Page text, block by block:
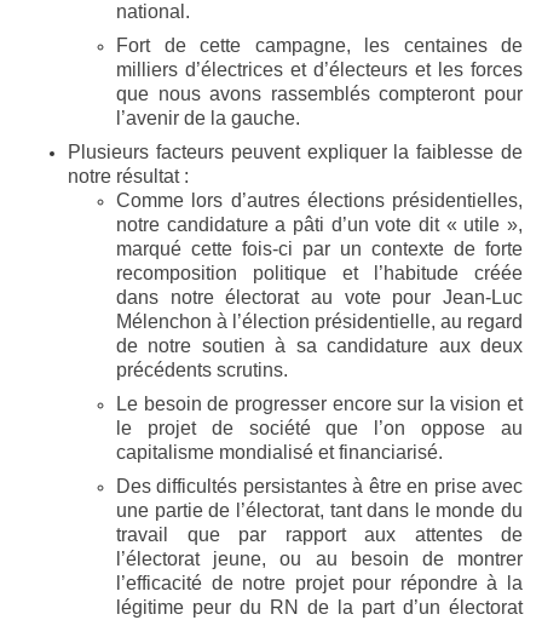
national.
Fort de cette campagne, les centaines de
milliers d’électrices et d’électeurs et les forces
que nous avons rassemblés compteront pour
l’avenir de la gauche.
Plusieurs facteurs peuvent expliquer la faiblesse de
notre résultat :
Comme lors d’autres élections présidentielles,
notre candidature a pâti d’un vote dit « utile »,
marqué cette fois-ci par un contexte de forte
recomposition politique et l’habitude créée
dans notre électorat au vote pour Jean-Luc
Mélenchon à l’élection présidentielle, au regard
de notre soutien à sa candidature aux deux
précédents scrutins.
Le besoin de progresser encore sur la vision et
le projet de société que l’on oppose au
capitalisme mondialisé et financiarisé.
Des difficultés persistantes à être en prise avec
une partie de l’électorat, tant dans le monde du
travail que par rapport aux attentes de
l’électorat jeune, ou au besoin de montrer
l’efficacité de notre projet pour répondre à la
légitime peur du RN de la part d’un électorat